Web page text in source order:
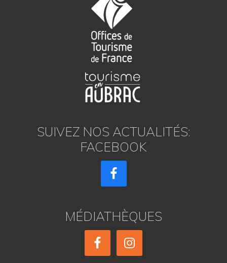
SUIVEZ NOS ACTUALITÉS:
FACEBOOK
MÉDIATHÈQUES